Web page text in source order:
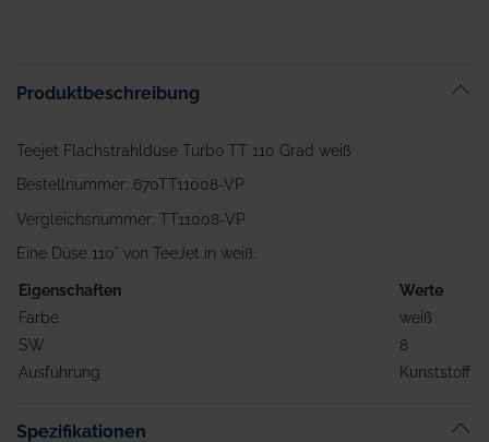
Produktbeschreibung
Teejet Flachstrahldüse Turbo TT 110 Grad weiß
Bestellnummer: 670TT11008-VP
Vergleichsnummer: TT11008-VP
Eine Düse 110° von TeeJet in weiß.
Eigenschaften
Werte
Farbe
weiß
SW
8
Ausführung
Kunststoff
Spezifikationen